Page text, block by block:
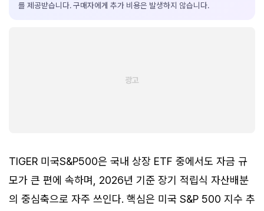
를 제공받습니다. 구매자에게 추가 비용은 발생하지 않습니다.
TIGER 미국S&P500은 국내 상장 ETF 중에서도 자금 규
모가 큰 편에 속하며, 2026년 기준 장기 적립식 자산배분
의 중심축으로 자주 쓰인다. 핵심은 미국 S&P 500 지수 추